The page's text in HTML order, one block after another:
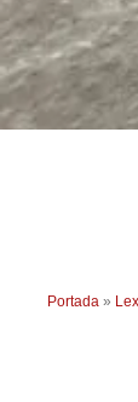
Portada »